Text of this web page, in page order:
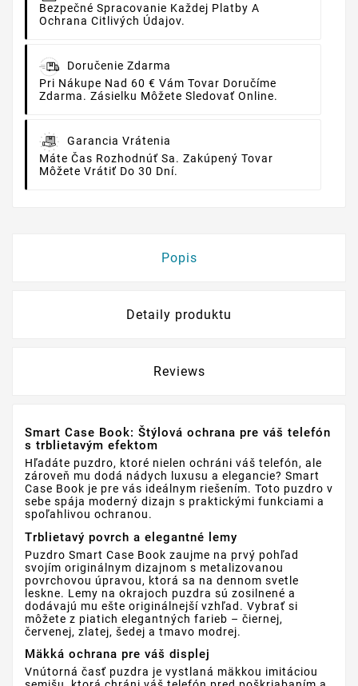
Bezpečné Spracovanie Každej Platby A
Ochrana Citlivých Údajov.
Doručenie Zdarma
Pri Nákupe Nad 60 € Vám Tovar Doručíme
Zdarma. Zásielku Môžete Sledovať Online.
Garancia Vrátenia
Máte Čas Rozhodnúť Sa. Zakúpený Tovar
Môžete Vrátiť Do 30 Dní.
Popis
Detaily produktu
Reviews
Smart Case Book: Štýlová ochrana pre váš telefón
s trblietavým efektom
Hľadáte puzdro, ktoré nielen ochráni váš telefón, ale
zároveň mu dodá nádych luxusu a elegancie? Smart
Case Book je pre vás ideálnym riešením. Toto puzdro v
sebe spája moderný dizajn s praktickými funkciami a
spoľahlivou ochranou.
Trblietavý povrch a elegantné lemy
Puzdro Smart Case Book zaujme na prvý pohľad
svojím originálnym dizajnom s metalizovanou
povrchovou úpravou, ktorá sa na dennom svetle
leskne. Lemy na okrajoch puzdra sú zosilnené a
dodávajú mu ešte originálnejší vzhľad. Vybrať si
môžete z piatich elegantných farieb – čiernej,
červenej, zlatej, šedej a tmavo modrej.
Mäkká ochrana pre váš displej
Vnútorná časť puzdra je vystlaná mäkkou imitáciou